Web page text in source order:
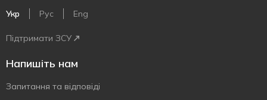
Укр Рус Eng
Підтримати ЗСУ
Напишіть нам
Запитання та відповіді